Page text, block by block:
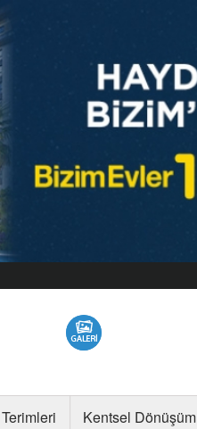
Kentsel Dönüşüm